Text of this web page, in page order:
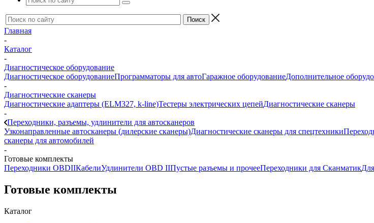
Главная
-
Каталог
-
Диагностическое оборудование
Диагностическое оборудованиеПрограмматоры для автоГаражное оборудованиеДополнительное
-
Диагностические сканеры
Диагностические адаптеры (ELM327, k-line)Тестеры электрических цепейДиагностические сканеры
-
Переходники, разъемы, удлинители для автосканеров
Узконаправленные автосканеры (дилерские сканеры)Диагностические сканеры для спецтехники
сканеры для автомобилей
-
Готовые комплекты
Переходники OBDIIКабелиУдлинители OBD IIПустые разъемы и прочееПереходники для Сканматик
Готовые комплекты
Каталог